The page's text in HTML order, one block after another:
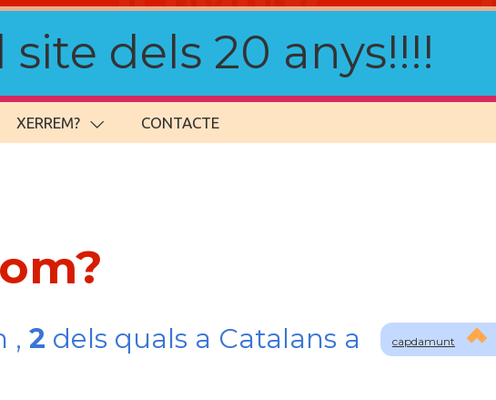
dels 20 anys!!!!
XERREM? CONTACTE
capdamunt
, 2 dels quals a Catalans a